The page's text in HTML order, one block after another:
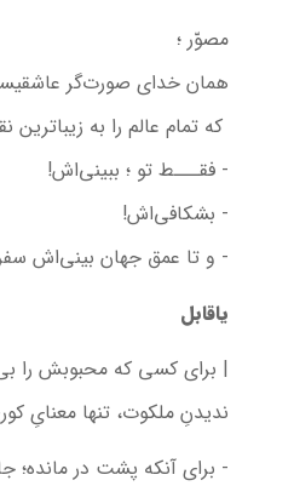
مصوّر ؛
همان خدای صورت‌گر
که تمام عالم را به
- فقـــط تو ؛ ببینی‌اش!
- بشکافی‌اش!
- و تا عمق جهان بینی‌اش
یاقابل
| برای کسی که محبوبش را
ندیدنِ ملکوت، تنها معنایِ
- برای آنکه پشت در مانده؛